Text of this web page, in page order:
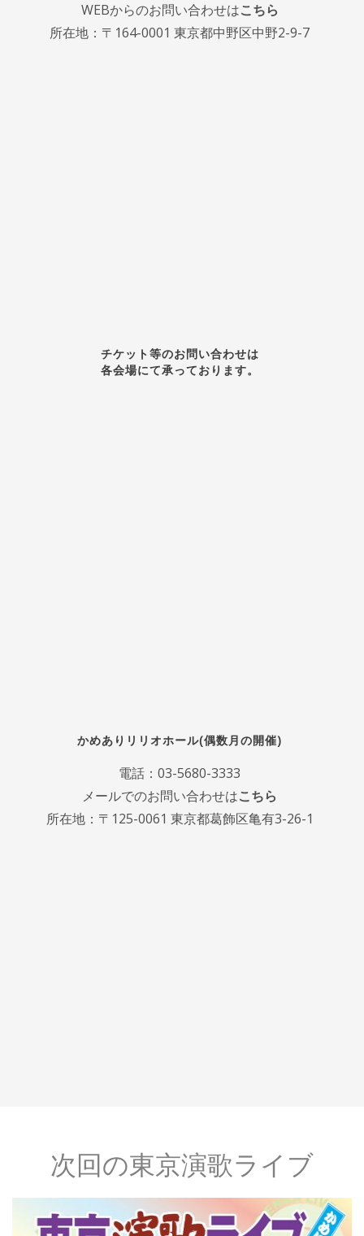
WEBからのお問い合わせはこちら
所在地：〒164-0001 東京都中野区中野2-9-7
チケット等のお問い合わせは
各会場にて承っております。
かめありリリオホール(偶数月の開催)
電話：03-5680-3333
メールでのお問い合わせはこちら
所在地：〒125-0061 東京都葛飾区亀有3-26-1
次回の東京演歌ライブ